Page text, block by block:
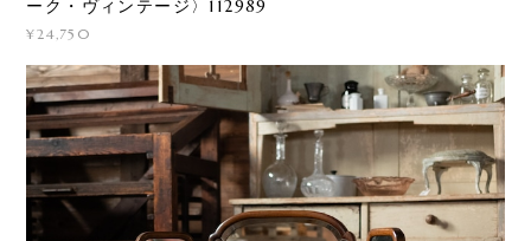
ーク・ヴィンテージ〉112989
¥24,750